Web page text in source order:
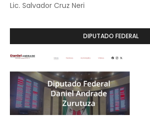
Lic. Salvador Cruz Neri
DIPUTADO FEDERAL